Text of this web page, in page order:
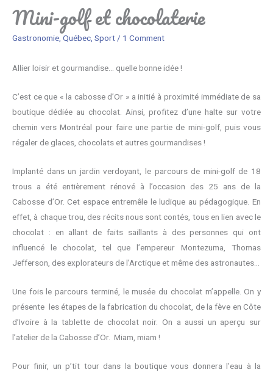
Mini-golf et chocolaterie
Gastronomie Québec Sport / 1 Comment
Allier loisir et gourmandise… quelle bonne idée !
C’est ce que « la cabosse d’Or » a initié à proximité immédiate de sa
boutique dédiée au chocolat. Ainsi, profitez d’une halte sur votre
chemin vers Montréal pour faire une partie de mini-golf, puis vous
régaler de glaces, chocolats et autres gourmandises !
Implanté dans un jardin verdoyant, le parcours de mini-golf de 18
trous a été entièrement rénové à l’occasion des 25 ans de la
Cabosse d’Or. Cet espace entremêle le ludique au pédagogique. En
effet, à chaque trou, des récits nous sont contés, tous en lien avec le
chocolat : en allant de faits saillants à des personnes qui ont
influencé le chocolat, tel que l’empereur Montezuma, Thomas
Jefferson, des explorateurs de l’Arctique et même des astronautes…
Une fois le parcours terminé, le musée du chocolat m’appelle. On y
présente les étapes de la fabrication du chocolat, de la fève en Côte
d’Ivoire à la tablette de chocolat noir. On a aussi un aperçu sur
l’atelier de la Cabosse d’Or. Miam, miam !
Pour finir, un p’tit tour dans la boutique vous donnera l’eau à la